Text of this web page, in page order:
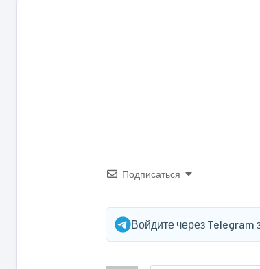
Подписаться
Войдите через Telegram